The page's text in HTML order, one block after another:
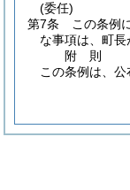
(委任)
第7条
この条例
な事項は、町長
附 則
この条例は、公